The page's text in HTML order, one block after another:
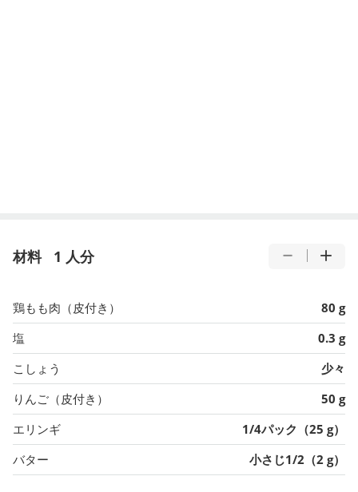
材料 1 人分
鶏もも肉（皮付き）
80 g
塩
0.3 g
こしょう
少々
りんご（皮付き）
50 g
エリンギ
1/4パック（25 g）
バター
小さじ1/2（2 g）